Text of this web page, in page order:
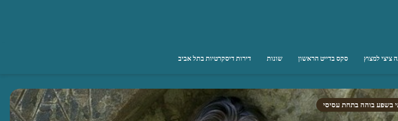
ציצי למצוץ סקס בדייט הראשון שונות דירות דיסקרטיות בתל אביב
בשפע בוהה בתחת עסיסי